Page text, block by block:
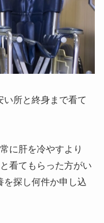
所と終身まで看て
に肝を冷やすより
看てもらった方がい
を探し何件か申し込